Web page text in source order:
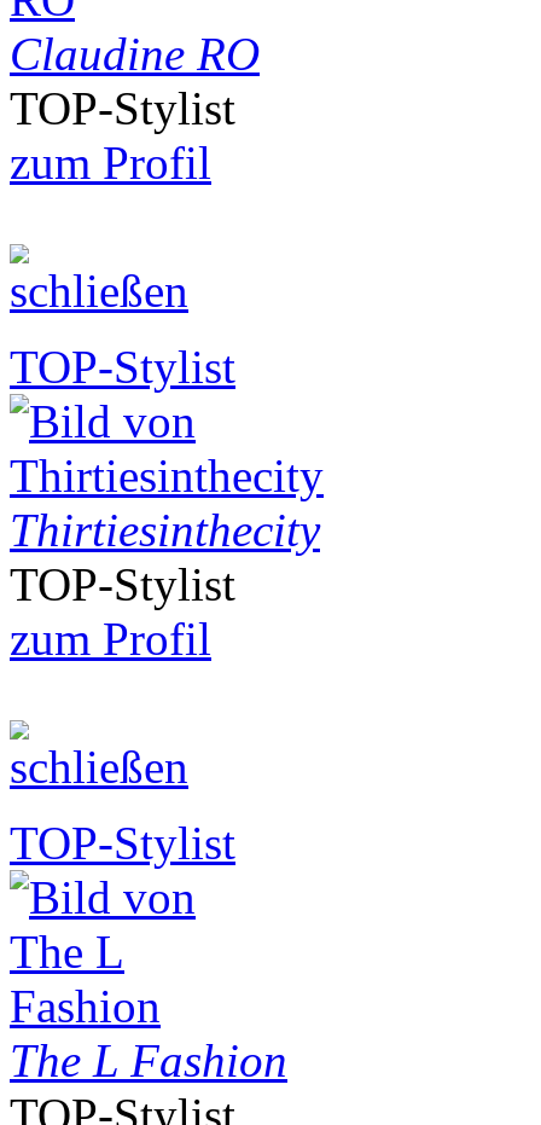
Claudine RO
TOP-Stylist
zum Profil
TOP-Stylist
Thirtiesinthecity
TOP-Stylist
zum Profil
TOP-Stylist
The L Fashion
TOP-Stylist